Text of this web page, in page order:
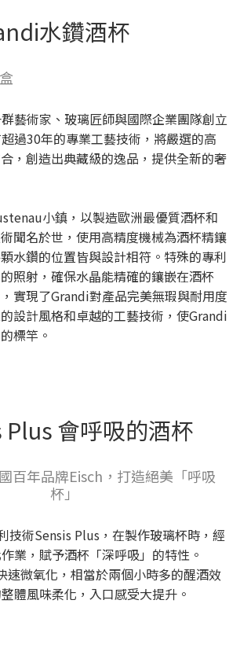
水鑽酒杯
藝術家、玻璃匠師與國際企業團隊創立
過30年的專業工藝技術，將嚴選的高
，創造出典藏級的逸品，提供全新的奢
小鎮，以製造歐洲最優質酒杯和
聞名於世，使用高精度機械為酒杯精鑲
水鑽的位置皆與設計相符。特殊的專利
照射，確保水晶能精確的鑲嵌在酒杯
實現了Grandi對產品完美無瑕與耐用度
設計風格和卓越的工藝技術，使Grandi
標竿。
Plus 會呼吸的酒杯
百年品牌Eisch，打造絕美「呼吸
杯」
技術Sensis Plus，在製作玻璃杯時，經
業，賦予酒杯「深呼吸」的特性。
速微氧化，相當於兩個小時多的醒酒效
體風味柔化，入口感受大提升。